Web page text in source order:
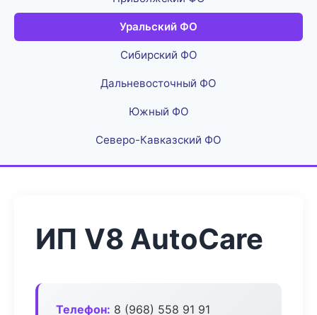
Уральский ФО
Сибирский ФО
Дальневосточный ФО
Южный ФО
Северо-Кавказский ФО
ИП V8 AutoCare
Телефон: 8 (968) 558 91 91